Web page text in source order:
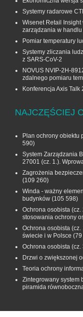
Systemy radarowe
Wisenet Retail
zarządzania w
Pomiar temperatury
Systemy zliczania
z SARS-CoV-2
NOVUS NVIP-2H-
zdalnego pomiaru
Konferencja Axis
NAJCZĘŚCIEJ
Plan ochrony obiektu
590)
System Zarządzania
27001 (cz. 1.).
Zagrożenia
(109 260)
Winda - ważny
budynków (105 598)
Ochrona osobista
stosowania ochrony
Ochrona osobista
świecie i w Polsce
Ochrona osobista
Drzwi o zwiększonej
Teoria ochrony
Zintegrowany system
piramida